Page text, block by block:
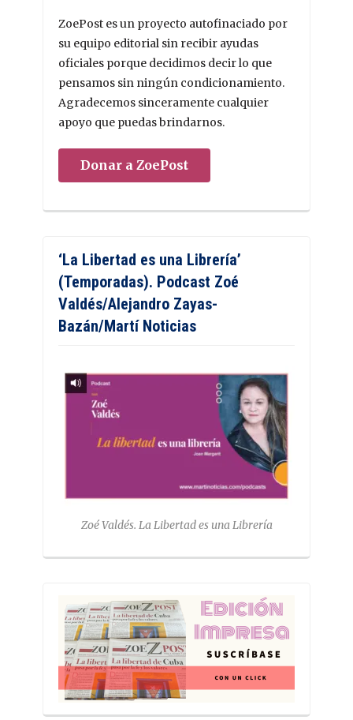
ZoePost es un proyecto autofinaciado por
su equipo editorial sin recibir ayudas
oficiales porque decidimos decir lo que
pensamos sin ningún condicionamiento.
Agradecemos sinceramente cualquier
apoyo que puedas brindarnos.
Donar a ZoePost
‘La Libertad es una Librería’
(Temporadas). Podcast Zoé
Valdés/Alejandro Zayas-
Bazán/Martí Noticias
Zoé Valdés. La Libertad es una Librería